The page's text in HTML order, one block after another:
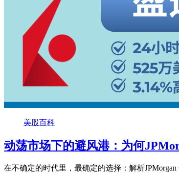
美股百科
动荡市场下的避风港：为何
在不确定的时代里，最确定的选择：解析